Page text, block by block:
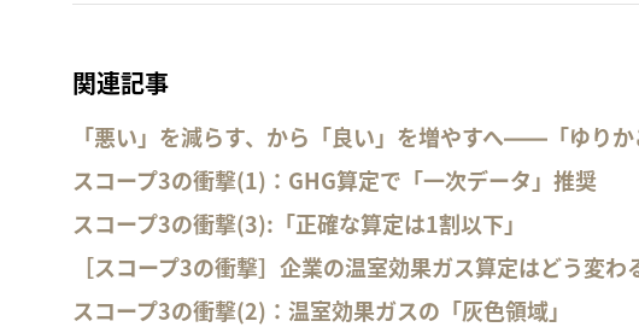
関連記事
「悪い」を減らす、から「良い」を増やすへ――「ゆりか
スコープ3の衝撃(1)：GHG算定で「一次データ」推奨
スコープ3の衝撃(3):「正確な算定は1割以下」
［スコープ3の衝撃］企業の温室効果ガス算定はどう変わ
スコープ3の衝撃(2)：温室効果ガスの「灰色領域」